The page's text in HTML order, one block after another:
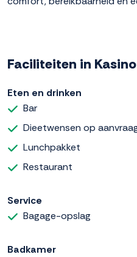
Faciliteiten in
Eten en drinken
Bar
Dieetwensen op
Lunchpakket
Restaurant
Service
Bagage-opslag
Badkamer